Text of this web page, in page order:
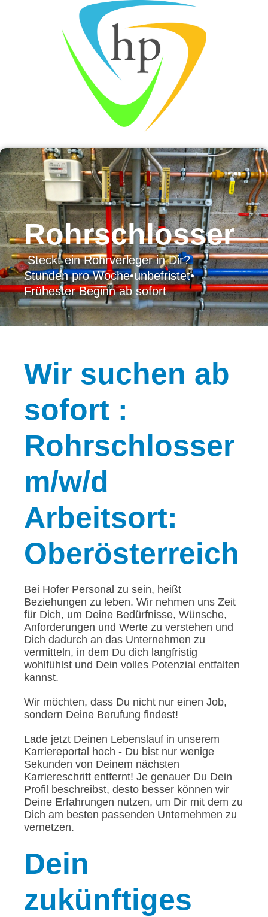
Rohrschlosser
Steckt ein Rohrverleger in Dir?
Stunden pro Woche•unbefristet•
Frühester Beginn ab sofort
Wir suchen ab
sofort :
Rohrschlosser
m/w/d
Arbeitsort:
Oberösterreich
Bei Hofer Personal zu sein, heißt
Beziehungen zu leben. Wir nehmen uns Zeit
für Dich, um Deine Bedürfnisse, Wünsche,
Anforderungen und Werte zu verstehen und
Dich dadurch an das Unternehmen zu
vermitteln, in dem Du dich langfristig
wohlfühlst und Dein volles Potenzial entfalten
kannst.
Wir möchten, dass Du nicht nur einen Job,
sondern Deine Berufung findest!
Lade jetzt Deinen Lebenslauf in unserem
Karriereportal hoch - Du bist nur wenige
Sekunden von Deinem nächsten
Karriereschritt entfernt! Je genauer Du Dein
Profil beschreibst, desto besser können wir
Deine Erfahrungen nutzen, um Dir mit dem zu
Dich am besten passenden Unternehmen zu
vernetzen.
Dein
zukünftiges